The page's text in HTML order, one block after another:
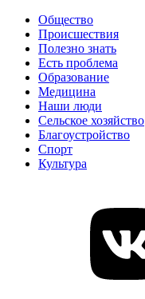
Общество
Происшествия
Полезно знать
Есть проблема
Образование
Медицина
Наши люди
Сельское хозяйство
Благоустройство
Спорт
Культура